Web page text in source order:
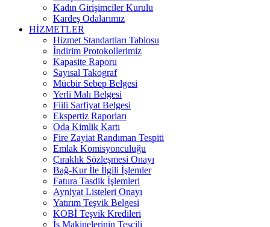
Kadın Girişimciler Kurulu
Kardeş Odalarımız
HİZMETLER
Hizmet Standartları Tablosu
İndirim Protokollerimiz
Kapasite Raporu
Sayısal Takograf
Mücbir Sebep Belgesi
Yerli Malı Belgesi
Fiili Sarfiyat Belgesi
Ekspertiz Raporları
Oda Kimlik Kartı
Fire Zayiat Randıman Tespiti
Emlak Komisyonculuğu
Çıraklık Sözleşmesi Onayı
Bağ-Kur İle İlgili İşlemler
Fatura Tasdik İşlemleri
Ayniyat Listeleri Onayı
Yatırım Teşvik Belgesi
KOBİ Teşvik Kredileri
İş Makinelerinin Tescili